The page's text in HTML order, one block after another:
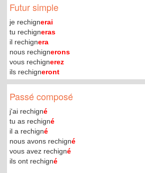
Futur simple
je rechignerai
tu rechigneras
il rechignera
nous rechignerons
vous rechignerez
ils rechigneront
Passé composé
j'ai rechigné
tu as rechigné
il a rechigné
nous avons rechigné
vous avez rechigné
ils ont rechigné